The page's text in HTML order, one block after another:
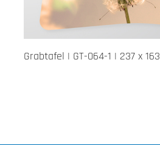
Grabtafel | GT-064-1 | 237 x 163